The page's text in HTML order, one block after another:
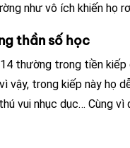
như vô ích khiến họ
thần số học
thường trong tiền
vậy, trong kiếp này họ
vui nhục dục… Cùng